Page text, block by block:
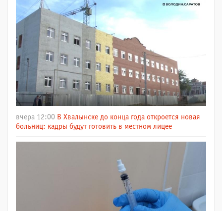
вчера 12:00 В Хвалынске до конца года откроется новая
больниц: кадры будут готовить в местном лицее